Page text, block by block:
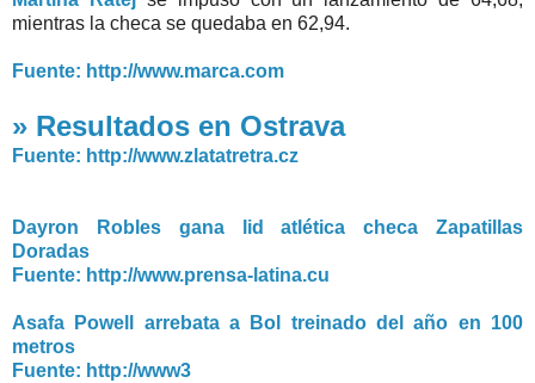
mientras la checa se quedaba en 62,94.
Fuente: http://www.marca.com
» Resultados en Ostrava
Fuente: http://www.zlatatretra.cz
Dayron Robles gana lid atlética checa Zapatillas
Doradas
Fuente: http://www.prensa-latina.cu
Asafa Powell arrebata a Bol treinado del año en 100
metros
Fuente: http://www3